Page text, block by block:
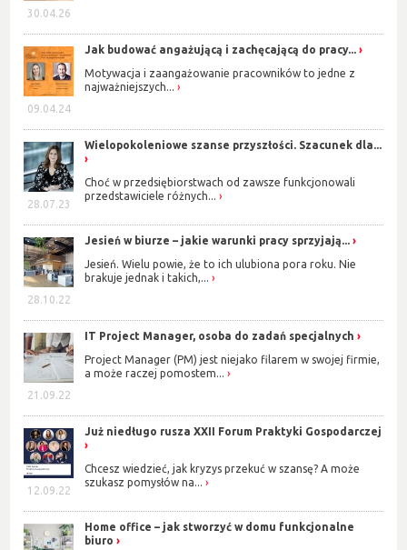
30.04.26
09.04.24
Jak budować angażującą i zachęcającą do pracy...
Motywacja i zaangażowanie pracowników to jedne z
najważniejszych...
28.07.23
Wielopokoleniowe szanse przyszłości. Szacunek dla...
Choć w przedsiębiorstwach od zawsze funkcjonowali
przedstawiciele różnych...
28.10.22
Jesień w biurze – jakie warunki pracy sprzyjają...
Jesień. Wielu powie, że to ich ulubiona pora roku. Nie
brakuje jednak i takich,...
21.09.22
IT Project Manager, osoba do zadań specjalnych
Project Manager (PM) jest niejako filarem w swojej firmie,
a może raczej pomostem...
12.09.22
Już niedługo rusza XXII Forum Praktyki Gospodarczej
Chcesz wiedzieć, jak kryzys przekuć w szansę? A może
szukasz pomysłów na...
Home office – jak stworzyć w domu funkcjonalne
biuro